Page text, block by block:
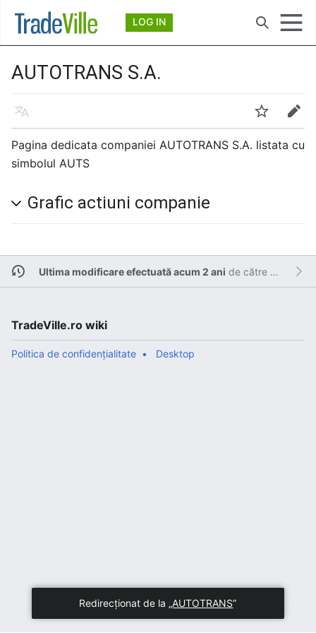
LOG IN
Căutare
AUTOTRANS S.A.
Limbă Urmărire
Pagina dedicata companiei AUTOTRANS S.A. listata cu
simbolul AUTS
Grafic actiuni companie
Ultima modificare efectuată acum 2 ani de către Admin.
TradeVille.ro wiki
Politica de confidențialitate Desktop
Redirecționat de la „AUTOTRANS”